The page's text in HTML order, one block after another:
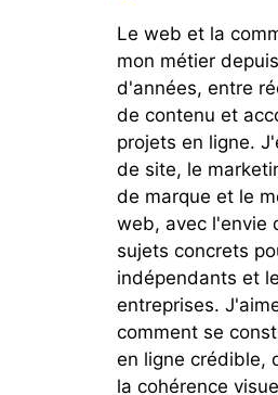
Le web et la
mon métier
d'années, entre
de contenu et
projets en ligne.
de site, le
de marque et le
web, avec l'envie
sujets concrets
indépendants et
entreprises.
comment se
en ligne crédible,
la cohérence